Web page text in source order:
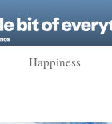
Happiness